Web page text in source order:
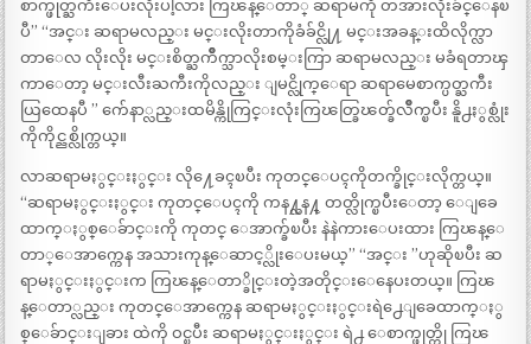
စာက္ဖုတ္ႀကီးေပးလိုးပါ့လား ကြၽန္ေတာ္ ဆရာမကို တအားလိုးခ်င္ေနၿ
ပီ” “‌အင္း ဆရာမလည္း မင္းလိုးတာကိုခံခ်င္လို႔ မင္းအခန္းထိလိုက္လာ
တာေလ လိုးလိုး မင္းစိတ္ႀကိဳက္သာလိုးစမ္းကြာ ဆရာမလည္း မခံရတာၾ
ကာေတာ့ မင္းလီးႀကီးကိုလည္း ျမင္လိုက္ေရာ ဆရာမေစာက္ပတ္ႀကီး
ယြထေနပီ ” က်ေနာ္လည္းထမိန္ကိုကြင္းလုံးကြၽတ္ခြၽတ္ခ်လိဳက္ၿပီး နိူ႕ႏွစ္လုံး
ကိုကိုင္ညစ္လိုက္တယ္။
လာဆရာမႏွင္းႏွင္း လို႔ေခၚၿပီး ကုတင္ေပၚကိုတက္ခိုင္းလိုက္တယ္။
“‌ဆရာမႏွင္းႏွင္း ကုတင္ေပၚကို ကန႔္လန႔္ တတ္လိုက္ၿပီးေတာ့ ေျခေ
ထာက္ႏွစ္ေခ်ာင္းကို ကုတင္ ေအာက္ခ်ၿပီး နဲနဲကားေပးထား ကြၽန္ေ
တာ္ေအာက္ကေန အသားကုန္ေဆာင့္လိုးေပးမယ္” “‌အင္း ”ဟုဆိုၿပီး ဆ
ရာမႏွင္းႏွင္းက ကြၽန္ေတာ္ခိုင္းတဲ့အတိုင္းေနေပးတယ္။ ကြၽ
န္ေတာ္လည္း ကုတင္ေအာက္ကေန ဆရာမႏွင္းႏွင္းရဲ႕ေျခေထာက္ႏွ
စ္ေခ်ာင္းျခား ထဲကို ဝင္ၿပီး ဆရာမႏွင္းႏွင္း ရဲ႕ ေစာက္ဖုတ္ကို ကြၽ